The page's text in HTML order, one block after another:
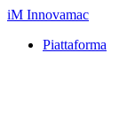
iM Innovamac
Piattaforma